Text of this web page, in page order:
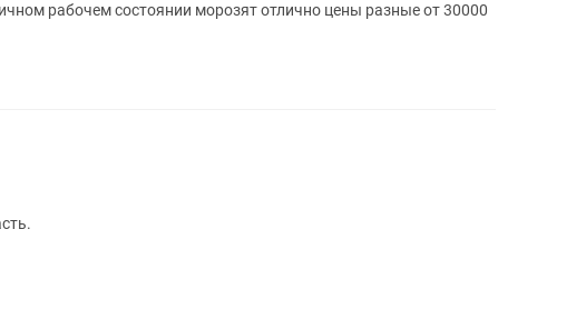
рабочем состоянии морозят отлично цены разные от 30000